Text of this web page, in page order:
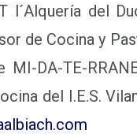
2001 Finalista
II Estrellas
Cocina
2008
de